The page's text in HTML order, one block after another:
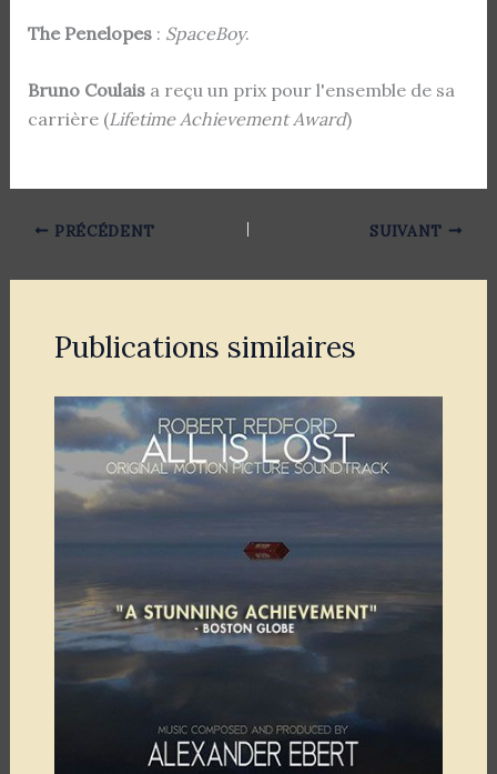
The Penelopes: SpaceBoy.
Bruno Coulais a reçu un prix pour l'ensemble de sa
carrière (Lifetime Achievement Award)
PRÉCÉDENT SUIVANT
Publications similaires